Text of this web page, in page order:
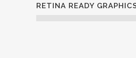
RETINA READY